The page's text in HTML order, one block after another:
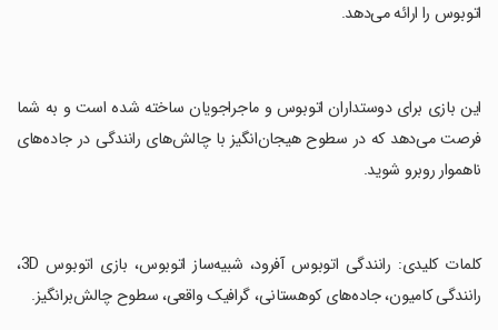
اتوبوس را ارائه می‌دهد.
‏این بازی برای دوستداران اتوبوس و ماجراجویان ساخته شده است و به شما
فرصت می‌دهد که در سطوح هیجان‌انگیز با چالش‌های رانندگی در جاده‌های
ناهموار روبرو شوید.
‏کلمات کلیدی: رانندگی اتوبوس آفرود، شبیه‌ساز اتوبوس، بازی اتوبوس 3D،
رانندگی کامیون، جاده‌های کوهستانی، گرافیک واقعی، سطوح چالش‌برانگیز.